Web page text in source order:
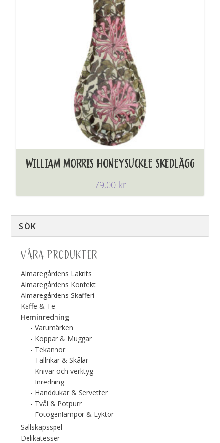
WILLIAM MORRIS HONEYSUCKLE SKEDLÄGG
79,00 kr
VÅRA PRODUKTER
Almaregårdens Lakrits
Almaregårdens Konfekt
Almaregårdens Skafferi
Kaffe & Te
Heminredning
Varumärken
Koppar & Muggar
Tekannor
Tallrikar & Skålar
Knivar och verktyg
Inredning
Handdukar & Servetter
Tvål & Potpurri
Fotogenlampor & Lyktor
Sällskapsspel
Delikatesser